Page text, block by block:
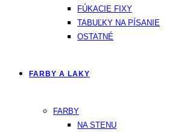
FÚKACIE FIXY
TABUĽKY NA PÍSANIE
OSTATNÉ
FARBY A LAKY
FARBY
NA STENU